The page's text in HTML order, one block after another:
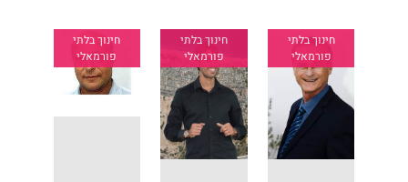
חינוך בלתי
פורמאלי
חינוך בלתי
פורמאלי
חינוך בלתי
פורמאלי